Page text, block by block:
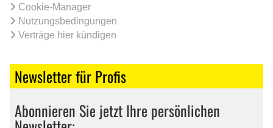
Cookie-Manager
Nutzungsbedingungen
Verträge hier kündigen
Newsletter für Profis
Abonnieren Sie jetzt Ihre persönlichen